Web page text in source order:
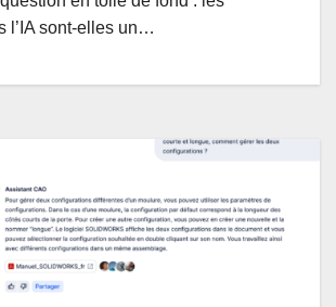
l’IA sont-elles un…